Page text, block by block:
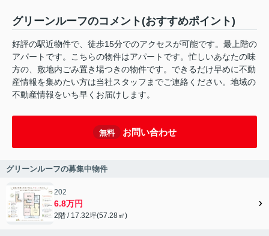
グリーンルーフのコメント(おすすめポイント)
好評の駅近物件で、徒歩15分でのアクセスが可能です。最上階の
アパートです。こちらの物件はアパートです。忙しいあなたの味
方の、敷地内ごみ置き場つきの物件です。できるだけ早めに不動
産情報を集めたい方は当社スタッフまでご連絡ください。地域の
不動産情報をいち早くお届けします。
無料 お問い合わせ
グリーンルーフの募集中物件
202
6.8万円
2階 / 17.32坪(57.28㎡)